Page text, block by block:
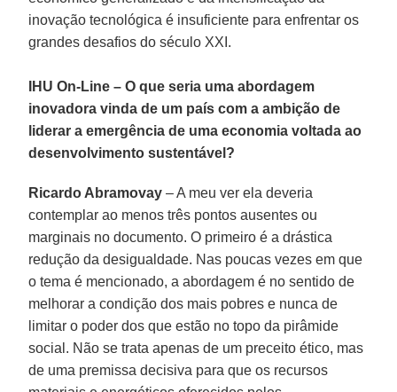
inovação tecnológica é insuficiente para enfrentar os
grandes desafios do século XXI.
IHU On-Line – O que seria uma abordagem
inovadora vinda de um país com a ambição de
liderar a emergência de uma economia voltada ao
desenvolvimento sustentável?
Ricardo Abramovay – A meu ver ela deveria
contemplar ao menos três pontos ausentes ou
marginais no documento. O primeiro é a drástica
redução da desigualdade. Nas poucas vezes em que
o tema é mencionado, a abordagem é no sentido de
melhorar a condição dos mais pobres e nunca de
limitar o poder dos que estão no topo da pirâmide
social. Não se trata apenas de um preceito ético, mas
de uma premissa decisiva para que os recursos